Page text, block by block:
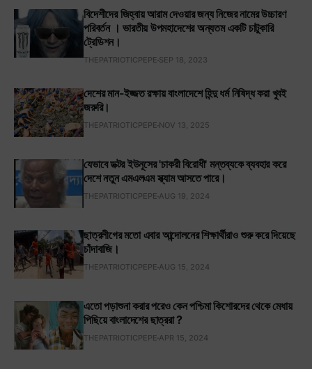
বিদেশীদের জিহ্বায় আরাম দেওয়ার জন্য নিজের নামের উচ্চারণ
পরিবর্তন । ভারতীয় উপমহাদেশের অন্যতম একটি চাটুকারি
ট্রেডিশন।
THEPATRIOTICPEPE SEP 18, 2023
দেশের মান-ইজ্জত রক্ষায় বাংলাদেশে হিন্দু ধর্ম নিষিদ্ধ করা খুবই
জরুরি।
THEPATRIOTICPEPE NOV 13, 2025
যেভাবে ডক্টর ইউনূসের 'চাকরী বিরোধী' মন্তব্যকে ব্যবহার করে
দেশে নতুন এমএলএম স্ক্যাম আসতে পারে।
THEPATRIOTICPEPE AUG 19, 2024
ছাত্রলীগের মতো এবার আন্দোলনের শিক্ষার্থীরাও শুরু করে দিয়েছে
চাঁদাবাজি।
THEPATRIOTICPEPE AUG 15, 2024
এতো পড়াশুনা করার পরেও কেন পশ্চিমা কিশোরদের থেকে মেধায়
পিছিয়ে বাংলাদেশের ছাত্ররা ?
THEPATRIOTICPEPE APR 15, 2024